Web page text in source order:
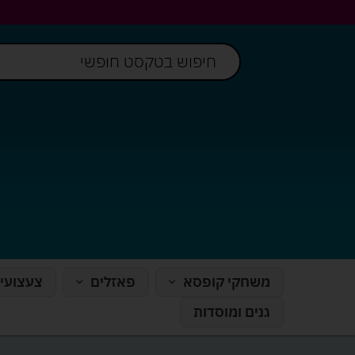
משחקי קופסא פאזלים
גנים ומוסדות